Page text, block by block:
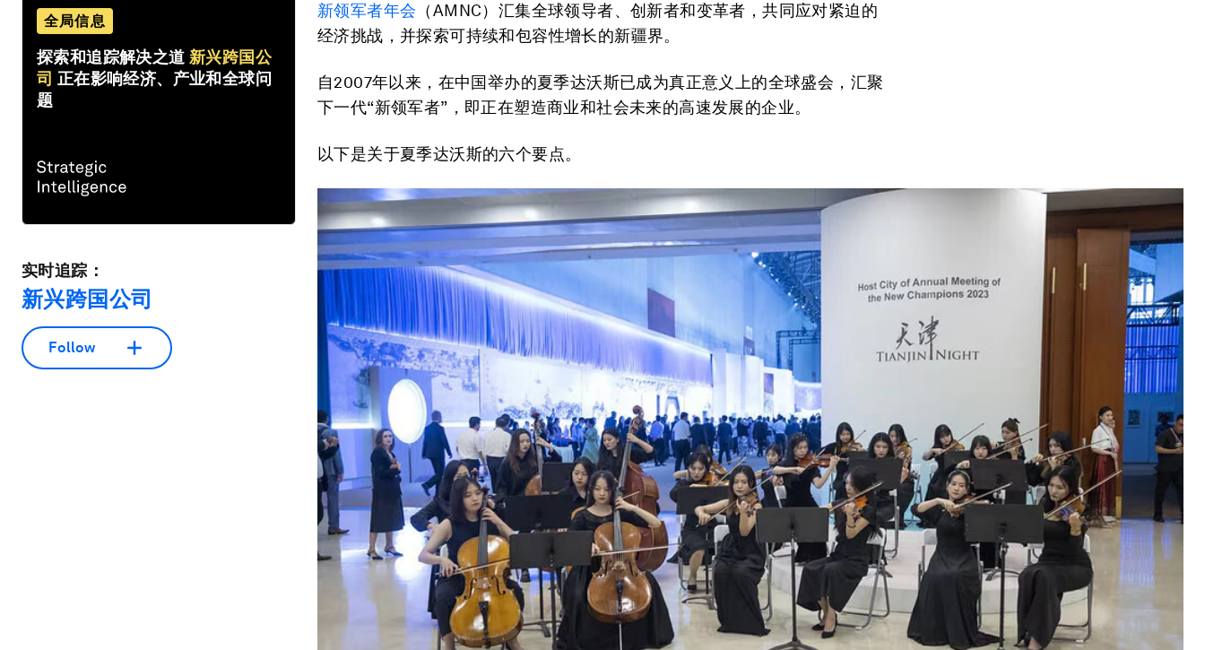
全局信息
探索和追踪解决之道 新兴跨国公
司 正在影响经济、产业和全球问
题
实时追踪：
新兴跨国公司
Follow
新领军者年会 （AMNC）汇集全球领导者、创新者和变革者，共同应对紧迫的
经济挑战，并探索可持续和包容性增长的新疆界。
自2007年以来，在中国举办的夏季达沃斯已成为真正意义上的全球盛会，汇聚
下一代“新领军者”，即正在塑造商业和社会未来的高速发展的企业。
以下是关于夏季达沃斯的六个要点。